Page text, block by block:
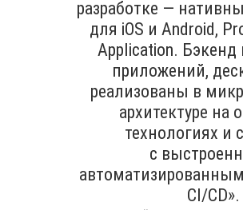
разработке —
для iOS и Android,
Application.
приложений,
реализованы в
архитектуре на
технологиях и
с
CI/CD».